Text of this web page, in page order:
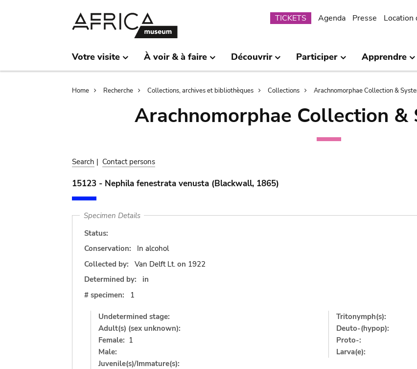
Submenu
TICKETS Agenda Presse Location
Votre visite À voir & à faire Découvrir Participer Apprendre
Breadcrumb
Home Recherche Collections, archives et bibliothèques Collections Arachnomorphae Collection &
Arachnomorphae Collection &
Search | Contact persons
15123 - Nephila fenestrata venusta (Blackwall, 1865)
Specimen Details
Status:
Conservation:
In alcohol
Collected by:
Van Delft Lt. on 1922
Determined by:
in
# specimen:
1
Undetermined stage:
Adult(s) (sex unknown):
Female: 1
Male:
Juvenile(s)/Immature(s):
Tritonymph(s):
Deuto-(hypop):
Proto-:
Larva(e):